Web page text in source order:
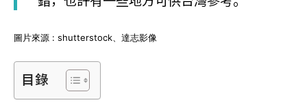
圖片來源 : shutterstock、達志影像
目錄